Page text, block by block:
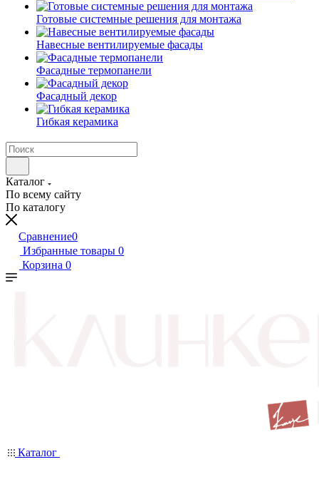
Готовые системные решения для монтажа
Навесные вентилируемые фасады
Фасадные термопанели
Фасадный декор
Гибкая керамика
Каталог
По всему сайту
По каталогу
Сравнение0
Избранные товары 0
Корзина 0
Каталог